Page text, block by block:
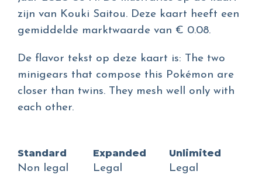
zijn van Kouki Saitou. Deze kaart heeft een
gemiddelde marktwaarde van € 0.08.
De flavor tekst op deze kaart is: The two
minigears that compose this Pokémon are
closer than twins. They mesh well only with
each other.
Standard
Non legal
Expanded
Legal
Unlimited
Legal